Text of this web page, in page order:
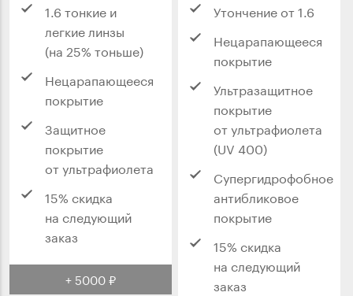
1.6 тонкие и
легкие линзы
(на 25% тоньше)
Нецарапающееся
покрытие
Защитное
покрытие
от ультрафиолета
15% скидка
на следующий
заказ
+ 5000 ₽
Утончение от 1.6
Нецарапающееся
покрытие
Ультразащитное
покрытие
от ультрафиолета
(UV 400)
Супергидрофобное
антибликовое
покрытие
15% скидка
на следующий
заказ